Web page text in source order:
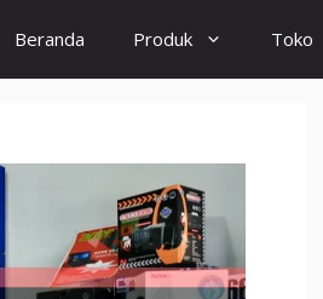
Beranda Produk Toko